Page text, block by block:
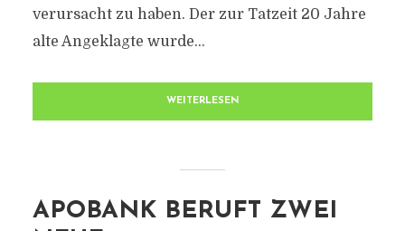
verursacht zu haben. Der zur Tatzeit 20 Jahre
alte Angeklagte wurde...
WEITERLESEN
APOBANK BERUFT ZWEI